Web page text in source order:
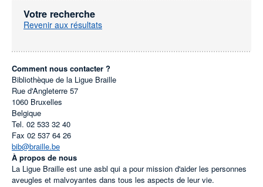
Votre recherche
Revenir aux résultats
Comment nous contacter ?
Bibliothèque de la Ligue Braille
Rue d'Angleterre 57
1060 Bruxelles
Belgique
Tel. 02 533 32 40
Fax 02 537 64 26
bib@braille.be
À propos de nous
La Ligue Braille est une asbl qui a pour mission d'aider les personnes
aveugles et malvoyantes dans tous les aspects de leur vie.